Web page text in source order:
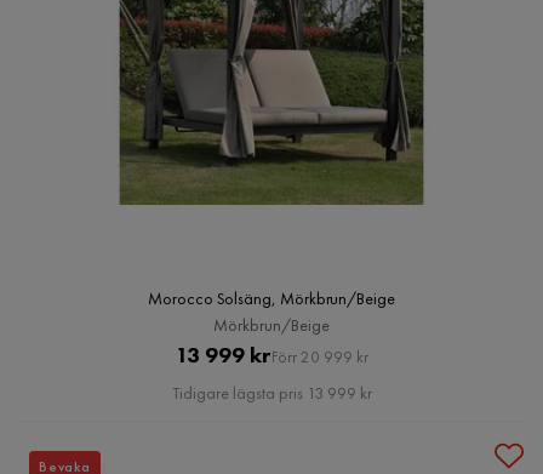
Morocco Solsäng, Mörkbrun/Beige
Mörkbrun/Beige
Pris
13 999 krOriginal
Pris
Förr 20 999 kr
Tidigare lägsta pris 13 999 kr
Bevaka